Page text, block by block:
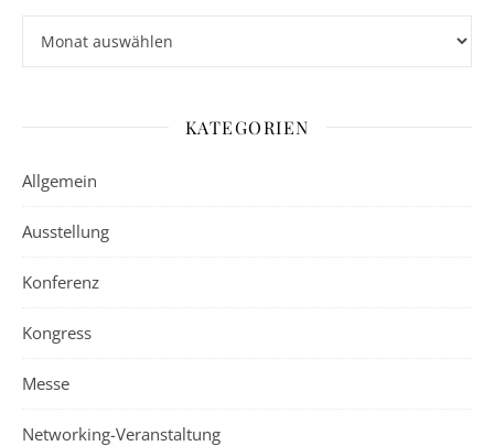
KATEGORIEN
Allgemein
Ausstellung
Konferenz
Kongress
Messe
Networking-Veranstaltung